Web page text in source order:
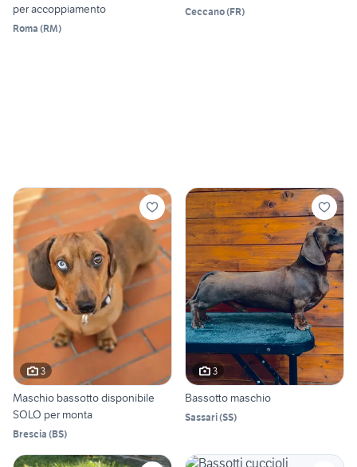
per accoppiamento
Roma (RM)
Ceccano(FR)
3
Maschio bassotto disponibile
SOLO per monta
Brescia (BS)
3
Bassotto maschio
Sassari(SS)